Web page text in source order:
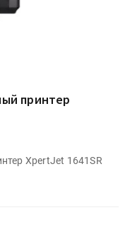
принтер
XpertJet 1641SR